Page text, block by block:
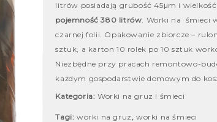
litrów posiadają grubość 45μm i wielkość
pojemność 380 litrów. Worki na śmieci
czarnej folii. Opakowanie zbiorcze –
sztuk, a karton 10 rolek po 10 sztuk
Niezbędne przy pracach remontowo-
każdym gospodarstwie domowym do
Kategoria:Worki na gruz i śmieci
Tagi:worki na gruz,worki na śmieci